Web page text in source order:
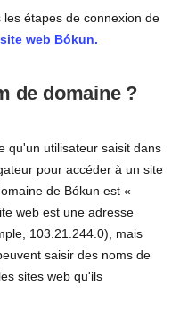
étapes de connexion de
site web Bókun.
de domaine ?
qu'un utilisateur saisit dans
pour accéder à un site
de Bókun est «
web est une adresse
103.21.244.0), mais
saisir des noms de
sites web qu'ils